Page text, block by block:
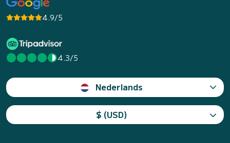
4.9/5
4.3/5
Nederlands
$ (USD)